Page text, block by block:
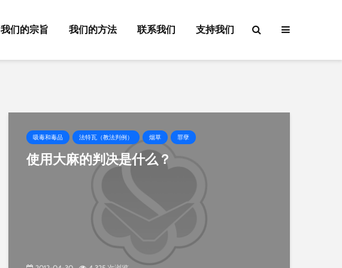
我们的宗旨 我们的方法 联系我们 支持我们
吸毒和毒品 法特瓦（教法判例） 烟草 罪孽
使用大麻的判决是什么？